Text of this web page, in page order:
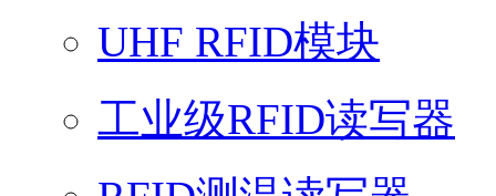
UHF RFID模块
工业级RFID读写器